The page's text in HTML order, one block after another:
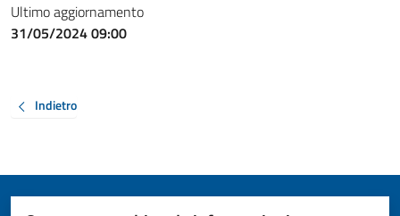
Ultimo aggiornamento
31/05/2024 09:00
Indietro